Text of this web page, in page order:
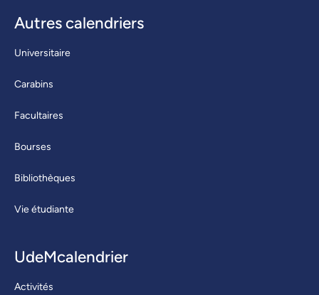
Autres calendriers
Universitaire
Carabins
Facultaires
Bourses
Bibliothèques
Vie étudiante
UdeMcalendrier
Activités